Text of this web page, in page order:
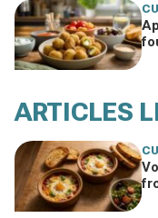
ARTICLES